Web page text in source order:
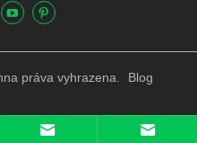
práva vyhrazena. Blog